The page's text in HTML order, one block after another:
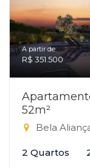
A partir de:
R$ 351.500
52m²
Bela
2 Quartos